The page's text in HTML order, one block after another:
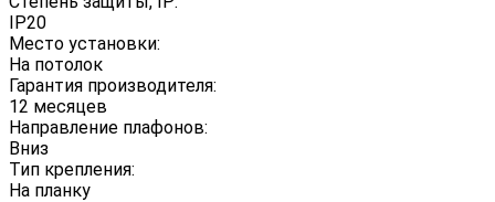
IP20
Место установки:
На потолок
Гарантия производителя:
12 месяцев
Направление плафонов:
Вниз
Тип крепления:
На планку